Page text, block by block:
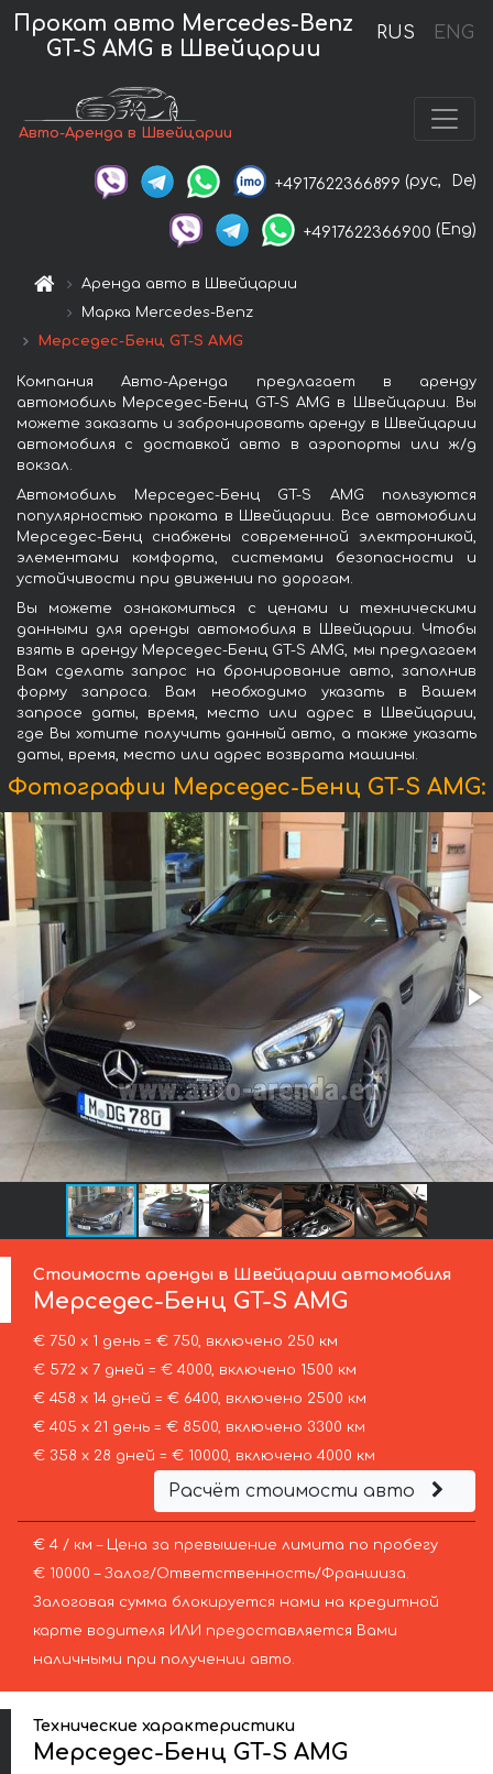
RUS ENG
Прокат авто Mercedes-Benz
GT-S AMG в Швейцарии
Авто-Аренда в Швейцарии
+4917622366899 (рус, De)
+4917622366900 (Eng)
Аренда авто в Швейцарии
Марка Mercedes-Benz
Мерседес-Бенц GT-S AMG
Компания Авто-Аренда предлагает в аренду
автомобиль Мерседес-Бенц GT-S AMG в Швейцарии. Вы
можете заказать и забронировать аренду в Швейцарии
автомобиля с доставкой авто в аэропорты или ж/д
вокзал.
Автомобиль Мерседес-Бенц GT-S AMG пользуются
популярностью проката в Швейцарии. Все автомобили
Мерседес-Бенц снабжены современной электроникой,
элементами комфорта, системами безопасности и
устойчивости при движении по дорогам.
Вы можете ознакомиться с ценами и техническими
данными для аренды автомобиля в Швейцарии. Чтобы
взять в аренду Мерседес-Бенц GT-S AMG, мы предлагаем
Вам сделать запрос на бронирование авто, заполнив
форму запроса. Вам необходимо указать в Вашем
запросе даты, время, место или адрес в Швейцарии,
где Вы хотите получить данный авто, а также указать
даты, время, место или адрес возврата машины.
Фотографии Мерседес-Бенц GT-S AMG:
Стоимость аренды в Швейцарии автомобиля
Мерседес-Бенц GT-S AMG
€ 750 х 1 день = € 750, включено 250 км
€ 572 х 7 дней = € 4000, включено 1500 км
€ 458 х 14 дней = € 6400, включено 2500 км
€ 405 х 21 день = € 8500, включено 3300 км
€ 358 х 28 дней = € 10000, включено 4000 км
Расчёт стоимости авто
€ 4 / км – Цена за превышение лимита по пробегу
€ 10000 – Залог/Ответственность/Франшиза.
Залоговая сумма блокируется нами на кредитной
карте водителя ИЛИ предоставляется Вами
наличными при получении авто.
Технические характеристики
Мерседес-Бенц GT-S AMG